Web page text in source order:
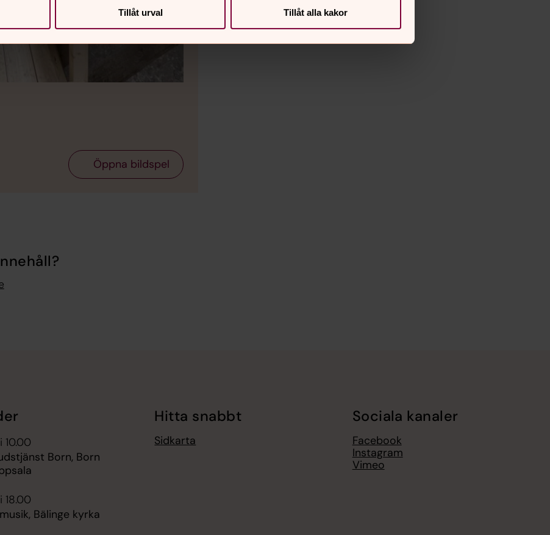
Tillåt urval Tillåt alla kakor
Öppna bildspel
10.00
Born, Born
18.00
Bälinge kyrka
Hitta snabbt
Sidkarta
Sociala kanaler
Facebook
Instagram
Vimeo